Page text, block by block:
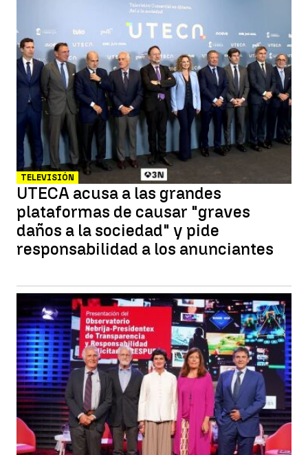
TELEVISIÓN
UTECA acusa a las grandes
plataformas de causar "graves
daños a la sociedad" y pide
responsabilidad a los anunciantes